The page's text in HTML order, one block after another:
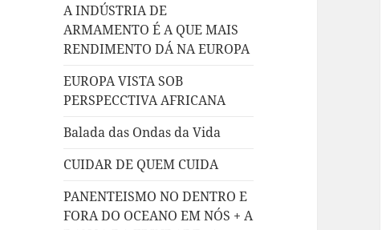
A INDÚSTRIA DE
ARMAMENTO É A QUE MAIS
RENDIMENTO DÁ NA EUROPA
EUROPA VISTA SOB
PERSPECCTIVA AFRICANA
Balada das Ondas da Vida
CUIDAR DE QUEM CUIDA
PANENTEISMO NO DENTRO E
FORA DO OCEANO EM NÓS + A